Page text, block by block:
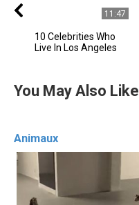
11:47
10 Celebrities Who
Live In Los Angeles
You May Also Like
Animaux